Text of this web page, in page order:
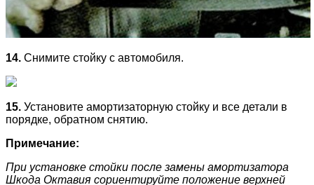
14. Снимите стойку с автомобиля.
15. Установите амортизаторную стойку и все детали в
порядке, обратном снятию.
Примечание:
При установке стойки после замены амортизатора
Шкода Октавия сориентируйте положение верхней